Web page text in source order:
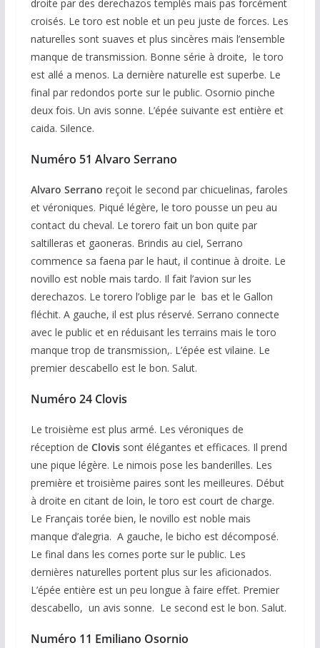
droite par des derechazos templés mais pas forcément
croisés. Le toro est noble et un peu juste de forces. Les
naturelles sont suaves et plus sincères mais l’ensemble
manque de transmission. Bonne série à droite, le toro
est allé a menos. La dernière naturelle est superbe. Le
final par redondos porte sur le public. Osornio pinche
deux fois. Un avis sonne. L’épée suivante est entière et
caida. Silence.
Numéro 51 Alvaro Serrano
Alvaro Serrano reçoit le second par chicuelinas, faroles
et véroniques. Piqué légère, le toro pousse un peu au
contact du cheval. Le torero fait un bon quite par
saltilleras et gaoneras. Brindis au ciel, Serrano
commence sa faena par le haut, il continue à droite. Le
novillo est noble mais tardo. Il fait l’avion sur les
derechazos. Le torero l’oblige par le bas et le Gallon
fléchit. A gauche, il est plus réservé. Serrano connecte
avec le public et en réduisant les terrains mais le toro
manque trop de transmission,. L’épée est vilaine. Le
premier descabello est le bon. Salut.
Numéro 24 Clovis
Le troisième est plus armé. Les véroniques de
réception de Clovis sont élégantes et efficaces. Il prend
une pique légère. Le nimois pose les banderilles. Les
première et troisième paires sont les meilleures. Début
à droite en citant de loin, le toro est court de charge.
Le Français torée bien, le novillo est noble mais
manque d’alegria. A gauche, le bicho est décomposé.
Le final dans les cornes porte sur le public. Les
dernières naturelles portent plus sur les aficionados.
L’épée entière est un peu longue à faire effet. Premier
descabello, un avis sonne. Le second est le bon. Salut.
Numéro 11 Emiliano Osornio